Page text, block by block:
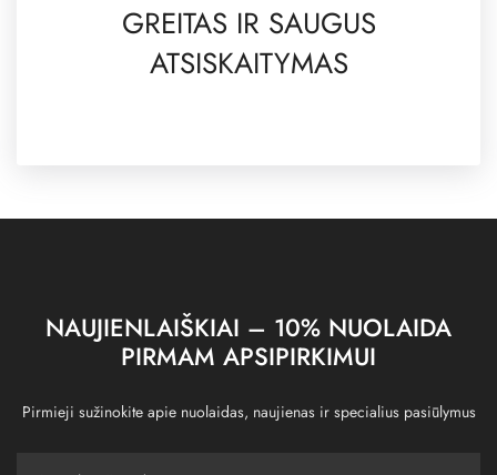
GREITAS IR SAUGUS
ATSISKAITYMAS
NAUJIENLAIŠKIAI – 10% NUOLAIDA
PIRMAM APSIPIRKIMUI
Pirmieji sužinokite apie nuolaidas, naujienas ir specialius pasiūlymus